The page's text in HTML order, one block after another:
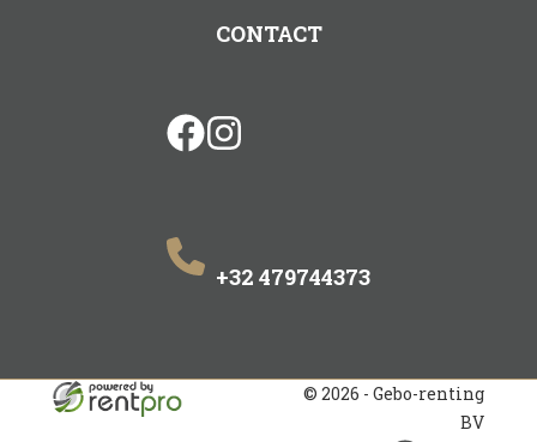
CONTACT
facebook
+32 479744373
© 2026 - Gebo-renting
BV